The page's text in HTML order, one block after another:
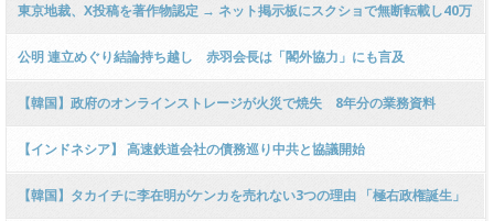
東京地裁、X投稿を著作物認定 → ネット掲示板にスクショで無断転載し40万
円賠償命令
公明 連立めぐり結論持ち越し 赤羽会長は「閣外協力」にも言及
【韓国】政府のオンラインストレージが火災で焼失 8年分の業務資料
858TBが消滅か バックアップなく「気が遠くなる」
【インドネシア】 高速鉄道会社の債務巡り中共と協議開始
【韓国】タカイチに李在明がケンカを売れない3つの理由 「極右政権誕生」